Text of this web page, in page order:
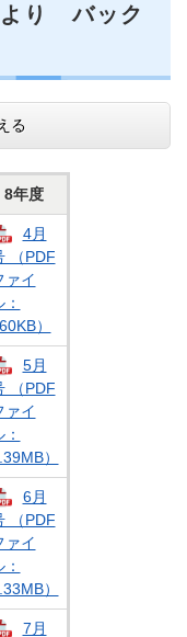
より バック
る
8年度
4月
（PDF
ァイ
：
）
5月
（PDF
ァイ
：
）
6月
（PDF
ァイ
：
）
7月